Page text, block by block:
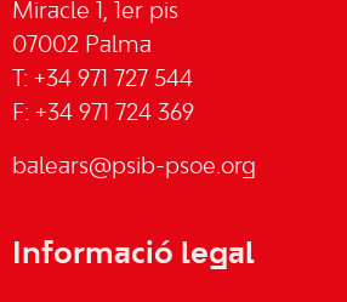
Miracle 1, 1er pis
07002 Palma
T: +34 971 727 544
F: +34 971 724 369
balears@psib-psoe.org
Informació legal